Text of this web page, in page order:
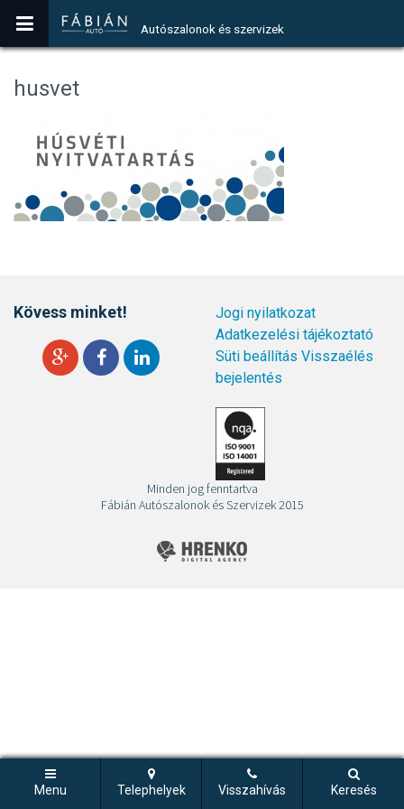
Autószalonok és szervizek
Menu Telephelyek Visszahívás Keresés
husvet
Kövess minket!
Jogi nyilatkozat
Adatkezelési tájékoztató
Süti beállítás Visszaélés
bejelentés
Minden jog fenntartva
Fábián Autószalonok és Szervizek 2015